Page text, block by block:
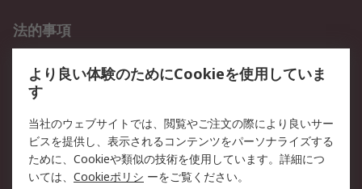
法的事項
クッキーポリシー
RSについて
会社概要
採用情報
プレスリリース＆お知ら
コーポレートサイト
より良い体験のためにCookieを使用していま
す
当社のウェブサイトでは、閲覧やご注文の際により良いサー
ビスを提供し、表示されるコンテンツをパーソナライズする
ために、Cookieや類似の技術を使用しています。詳細につ
いては、 Cookieポリシ ーをご覧ください。